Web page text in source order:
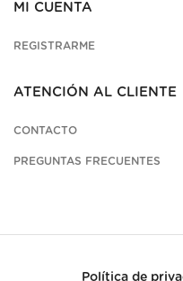
MI CUENTA
REGISTRARME
ATENCIÓN AL CLIENTE
CONTACTO
PREGUNTAS FRECUENTES
Política de